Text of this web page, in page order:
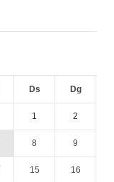
Ds Dg
1 2
8 9
15 16